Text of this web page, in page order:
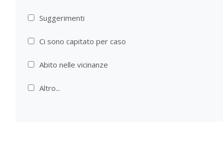
Suggerimenti
Ci sono capitato per caso
Abito nelle vicinanze
Altro...